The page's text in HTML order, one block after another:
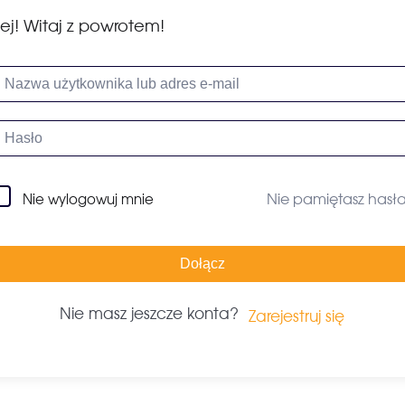
Witaj z powrotem!
Nie wylogowuj mnie Nie pamiętasz
Dołącz
Nie masz jeszcze konta? Zarejestruj się